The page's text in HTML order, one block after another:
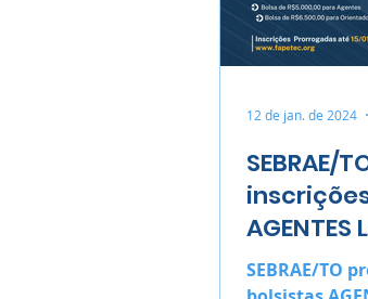
SEBRAE/
AGENTES
SEBRAE/TO
12 de jan. de 2024